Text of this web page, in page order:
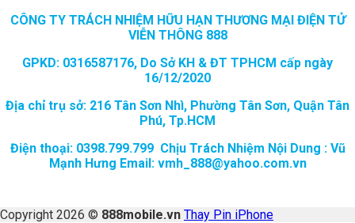
CÔNG TY TRÁCH NHIỆM HỮU HẠN THƯƠNG MẠI ĐIỆN TỬ
VIỄN THÔNG 888
GPKD: 0316587176, Do Sở KH & ĐT TPHCM cấp ngày
16/12/2020
Địa chỉ trụ sở: 216 Tân Sơn Nhì, Phường Tân Sơn, Quận Tân
Phú, Tp.HCM
Điện thoại: 0398.799.799 Chịu Trách Nhiệm Nội Dung : Vũ
Mạnh Hưng Email: vmh_888@yahoo.com.vn
Copyright 2026 © 888mobile.vn Thay Pin iPhone